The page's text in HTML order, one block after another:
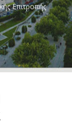
Επιτροπής